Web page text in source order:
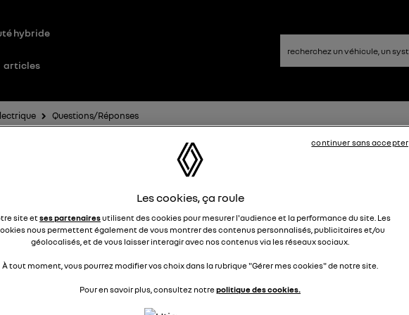
hybride
articles
Questions/Réponses
Perte connexion application
myrenault avec véhicule
diseb
Le26 juillet 2024à01:35
Bonjour,
la désinstaller et la réinstaller mais depuis elle reste en étape 2 avec
Les cookies, ça roule
site etses partenairesutilisent des cookies pour mesurer l'audience et la performance du site. Les
nous permettent également de vous montrer des contenus personnalisés, publicitaires et/ou
géolocalisés, et de vous laisser interagir avec nos contenus via les réseaux sociaux.
À tout moment, vous pourrez modifier vos choix dans la rubrique "Gérer mes cookies" de notre site.
Pour en savoir plus, consultez notrepolitique des cookies.
continuer sans accepter